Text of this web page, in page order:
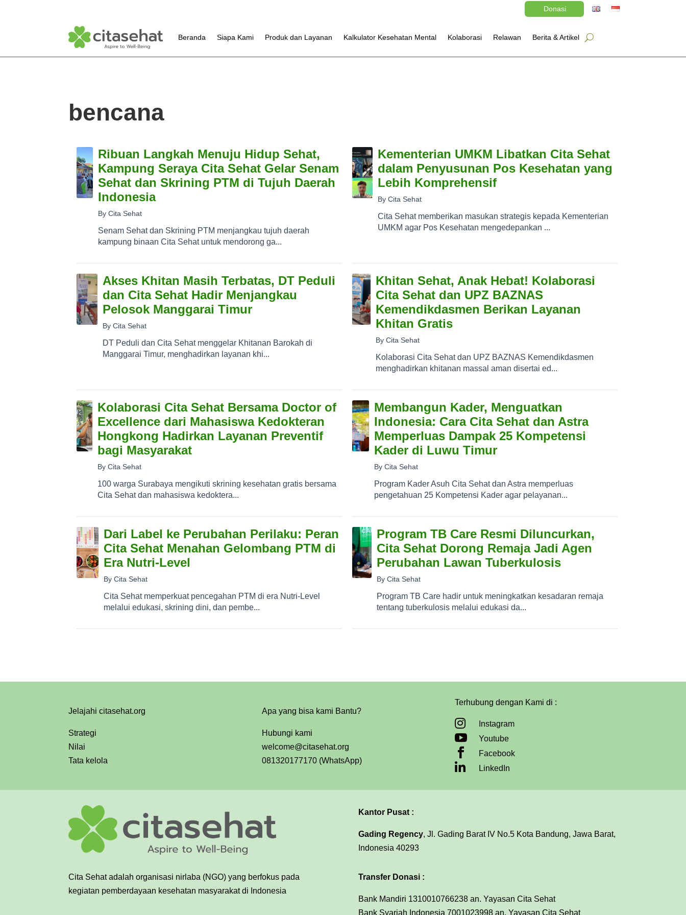
Donasi
Beranda Siapa Kami Produk dan Layanan Kalkulator Kesehatan Mental Kolaborasi Relawan Berita & Artikel
bencana
Ribuan Langkah Menuju Hidup Sehat,
Kampung Seraya Cita Sehat Gelar Senam
Sehat dan Skrining PTM di Tujuh Daerah
Indonesia
By Cita Sehat
Senam Sehat dan Skrining PTM menjangkau tujuh daerah
kampung binaan Cita Sehat untuk mendorong ga...
Kementerian UMKM Libatkan Cita Sehat
dalam Penyusunan Pos Kesehatan yang
Lebih Komprehensif
By Cita Sehat
Cita Sehat memberikan masukan strategis kepada Kementerian
UMKM agar Pos Kesehatan mengedepankan ...
Akses Khitan Masih Terbatas, DT Peduli
dan Cita Sehat Hadir Menjangkau
Pelosok Manggarai Timur
By Cita Sehat
DT Peduli dan Cita Sehat menggelar Khitanan Barokah di
Manggarai Timur, menghadirkan layanan khi...
Khitan Sehat, Anak Hebat! Kolaborasi
Cita Sehat dan UPZ BAZNAS
Kemendikdasmen Berikan Layanan
Khitan Gratis
By Cita Sehat
Kolaborasi Cita Sehat dan UPZ BAZNAS Kemendikdasmen
menghadirkan khitanan massal aman disertai ed...
Kolaborasi Cita Sehat Bersama Doctor of
Excellence dari Mahasiswa Kedokteran
Hongkong Hadirkan Layanan Preventif
bagi Masyarakat
By Cita Sehat
100 warga Surabaya mengikuti skrining kesehatan gratis bersama
Cita Sehat dan mahasiswa kedoktera...
Membangun Kader, Menguatkan
Indonesia: Cara Cita Sehat dan Astra
Memperluas Dampak 25 Kompetensi
Kader di Luwu Timur
By Cita Sehat
Program Kader Asuh Cita Sehat dan Astra memperluas
pengetahuan 25 Kompetensi Kader agar pelayanan...
Dari Label ke Perubahan Perilaku: Peran
Cita Sehat Menahan Gelombang PTM di
Era Nutri-Level
By Cita Sehat
Cita Sehat memperkuat pencegahan PTM di era Nutri-Level
melalui edukasi, skrining dini, dan pembe...
Program TB Care Resmi Diluncurkan,
Cita Sehat Dorong Remaja Jadi Agen
Perubahan Lawan Tuberkulosis
By Cita Sehat
Program TB Care hadir untuk meningkatkan kesadaran remaja
tentang tuberkulosis melalui edukasi da...
Jelajahi citasehat.org
Strategi
Nilai
Tata kelola
Apa yang bisa kami Bantu?
Hubungi kami
welcome@citasehat.org
081320177170 (WhatsApp)
Terhubung dengan Kami di :
 Instagram
 Youtube
 Facebook
 LinkedIn
Cita Sehat adalah organisasi nirlaba (NGO) yang berfokus pada
kegiatan pemberdayaan kesehatan masyarakat di Indonesia
Kantor Pusat :
Gading Regency, Jl. Gading Barat IV No.5 Kota Bandung, Jawa Barat,
Indonesia 40293
Transfer Donasi :
Bank Mandiri 1310010766238 an. Yayasan Cita Sehat
Bank Syariah Indonesia 7001023998 an. Yayasan Cita Sehat